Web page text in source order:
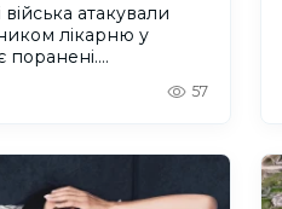
війська атакували
лікарню у
поранені.
57